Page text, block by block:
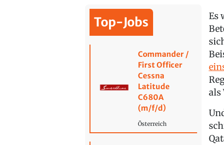
Top-Jobs
Commander /
First Officer
Cessna
Latitude
C680A
(m/f/d)
Österreich
Es
als